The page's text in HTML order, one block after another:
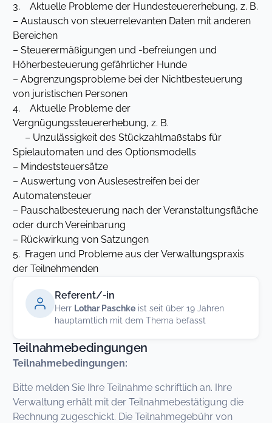
3. Aktuelle Probleme der Hundesteuererhebung, z. B.
– Austausch von steuerrelevanten Daten mit anderen
Bereichen
– Steuerermäßigungen und -befreiungen und
Höherbesteuerung gefährlicher Hunde
– Abgrenzungsprobleme bei der Nichtbesteuerung
von juristischen Personen
4. Aktuelle Probleme der
Vergnügungssteuererhebung, z. B.
– Unzulässigkeit des Stückzahlmaßstabs für
Spielautomaten und des Optionsmodells
– Mindeststeuersätze
– Auswertung von Auslesestreifen bei der
Automatensteuer
– Pauschalbesteuerung nach der Veranstaltungsfläche
oder durch Vereinbarung
– Rückwirkung von Satzungen
5. Fragen und Probleme aus der Verwaltungspraxis
der Teilnehmenden
Referent/-in
Herr Lothar Paschke ist seit über 19 Jahren
hauptamtlich mit dem Thema befasst
Teilnahmebedingungen
Teilnahmebedingungen:
Bitte melden Sie Ihre Teilnahme schriftlich an. Ihre
Verwaltung erhält mit der Teilnahmebestätigung die
Rechnung zugeschickt. Die Teilnahmegebühr von